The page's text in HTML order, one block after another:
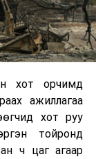
хот орчимд
ажиллагаа
хот руу
тойронд
ч цаг агаар